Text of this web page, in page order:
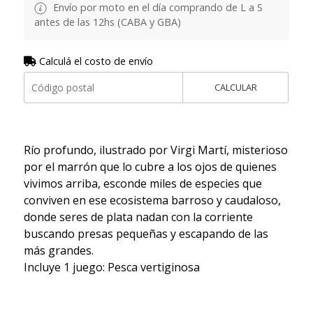
Envío por moto en el día comprando de L a S
antes de las 12hs (CABA y GBA)
Calculá el costo de envío
CALCULAR
Río profundo, ilustrado por Virgi Martí, misterioso
por el marrón que lo cubre a los ojos de quienes
vivimos arriba, esconde miles de especies que
conviven en ese ecosistema barroso y caudaloso,
donde seres de plata nadan con la corriente
buscando presas pequeñas y escapando de las
más grandes.
Incluye 1 juego: Pesca vertiginosa